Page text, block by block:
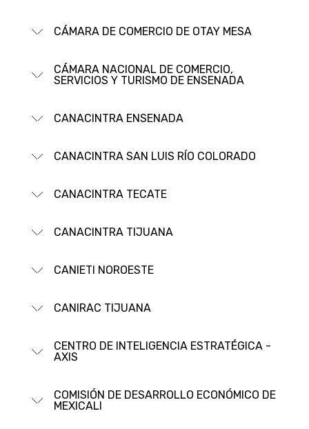
CÁMARA DE COMERCIO DE OTAY MESA
CÁMARA NACIONAL DE COMERCIO,
SERVICIOS Y TURISMO DE ENSENADA
CANACINTRA ENSENADA
CANACINTRA SAN LUIS RÍ­O COLORADO
CANACINTRA TECATE
CANACINTRA TIJUANA
CANIETI NOROESTE
CANIRAC TIJUANA
CENTRO DE INTELIGENCIA ESTRATÉGICA -
AXIS
COMISIÓN DE DESARROLLO ECONÓMICO DE
MEXICALI